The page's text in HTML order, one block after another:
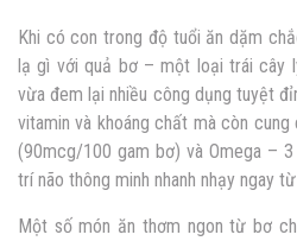
Khi có con trong độ tuổi ăn dặm
lạ gì với quả bơ – một loại trái cây
vừa đem lại nhiều công dụng tuyệt
vitamin và khoáng chất mà còn
(90mcg/100 gam bơ) và Omega –
trí não thông minh nhanh nhạy ngay
Một số món ăn thơm ngon từ bơ